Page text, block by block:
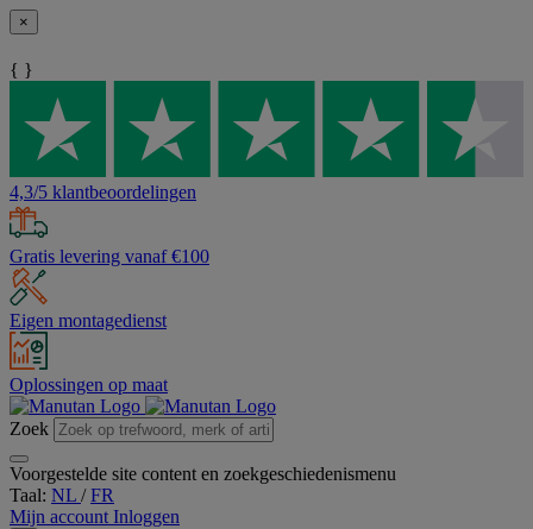
×
{ }
4,3/5 klantbeoordelingen
Gratis levering vanaf €100
Eigen montagedienst
Oplossingen op maat
Zoek
Voorgestelde site content en zoekgeschiedenismenu
Taal: NL /FR
Mijn account Inloggen